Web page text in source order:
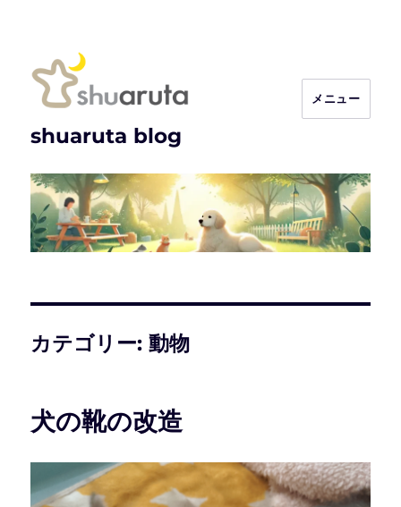
shuaruta blog
メニュー
カテゴリー:動物
犬の靴の改造